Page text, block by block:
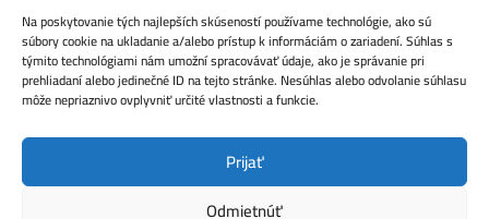
Na poskytovanie tých najlepších skúseností používame technológie, ako sú
súbory cookie na ukladanie a/alebo prístup k informáciám o zariadení. Súhlas s
týmito technológiami nám umožní spracovávať údaje, ako je správanie pri
prehliadaní alebo jedinečné ID na tejto stránke. Nesúhlas alebo odvolanie súhlasu
môže nepriaznivo ovplyvniť určité vlastnosti a funkcie.
Prijať
Odmietnúť
Ochrana osobných údajov